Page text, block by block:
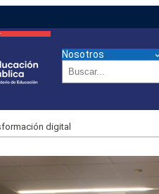
Nosotros
Buscar
digital